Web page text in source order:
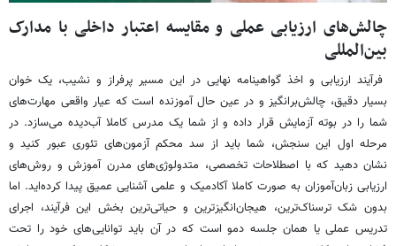
چالش‌های ارزیابی عملی و مقایسه اعتبار داخلی با مدارک
بین‌المللی
فرآیند ارزیابی و اخذ گواهینامه نهایی در این مسیر پرفراز و نشیب، یک خوان
بسیار دقیق، چالش‌برانگیز و در عین حال آموزنده است که عیار واقعی مهارت‌های
شما را در بوته آزمایش قرار داده و از شما یک مدرس کاملا آب‌دیده می‌سازد. در
مرحله اول این سنجش، شما باید از سد محکم آزمون‌های تئوری عبور کنید و
نشان دهید که با اصطلاحات تخصصی، متدولوژی‌های مدرن آموزش و روش‌های
ارزیابی زبان‌آموزان به صورت کاملا آکادمیک و علمی آشنایی عمیق پیدا کرده‌اید. اما
بدون شک ترسناک‌ترین، هیجان‌انگیزترین و حیاتی‌ترین بخش این فرآیند، اجرای
تدریس عملی یا همان جلسه دمو است که در آن باید توانایی‌های خود را تحت